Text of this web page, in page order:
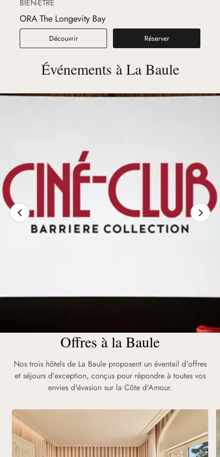
BIEN-ÊTRE
ORA The Longevity Bay
DécouvrirORA The Longevity Bay Réserver
Événements à La Baule
Ciné-Club Barrière Collection :
le grand écran s'invite dans nos
hôtels cet été
d'exception. Avant-premières, dédicaces et projections
exclusives à La Baule.
Offres à la Baule
Nos trois hôtels de La Baule proposent un éventail d'offres
et séjours d'exception, conçus pour répondre à toutes vos
envies d'évasion sur la Côte d'Amour.